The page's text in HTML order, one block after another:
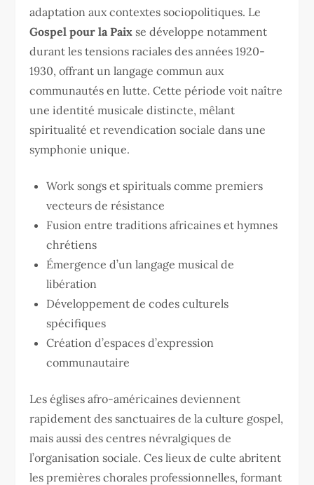
adaptation aux contextes sociopolitiques. Le
Gospel pour la Paix se développe notamment
durant les tensions raciales des années 1920-
1930, offrant un langage commun aux
communautés en lutte. Cette période voit naître
une identité musicale distincte, mêlant
spiritualité et revendication sociale dans une
symphonie unique.
Work songs et spirituals comme premiers
vecteurs de résistance
Fusion entre traditions africaines et hymnes
chrétiens
Émergence d’un langage musical de
libération
Développement de codes culturels
spécifiques
Création d’espaces d’expression
communautaire
Les églises afro-américaines deviennent
rapidement des sanctuaires de la culture gospel,
mais aussi des centres névralgiques de
l’organisation sociale. Ces lieux de culte abritent
les premières chorales professionnelles, formant